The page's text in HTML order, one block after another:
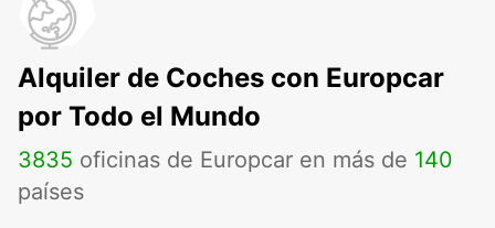
Alquiler de Coches con Europcar
por Todo el Mundo
3835 oficinas de Europcar en más de 140
países